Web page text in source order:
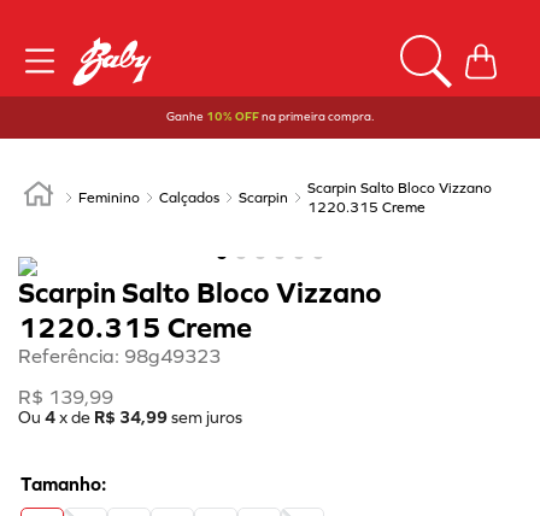
Ganhe 10% OFFna primeira compra.
Feminino Calçados Scarpin
Scarpin Salto Bloco Vizzano
1220.315 Creme
Scarpin Salto Bloco Vizzano
1220.315 Creme
Referência: 98g49323
R$ 139,99
Ou 4x de R$ 34,99sem juros